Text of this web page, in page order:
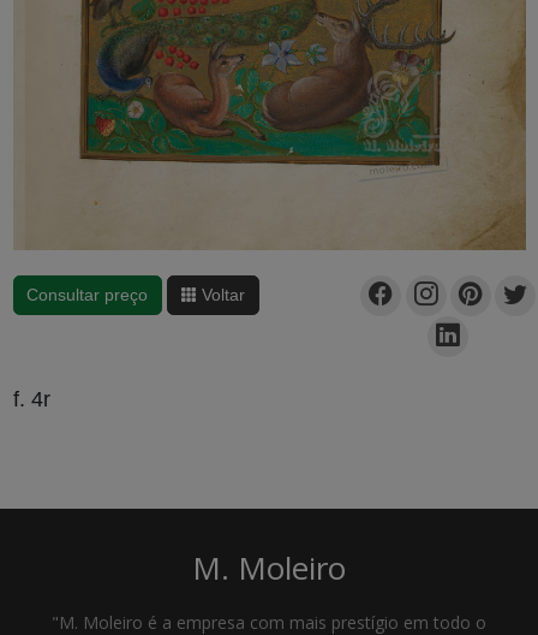
Consultar preço Voltar
f. 4r
M. Moleiro
"M. Moleiro é a empresa com mais prestígio em todo o